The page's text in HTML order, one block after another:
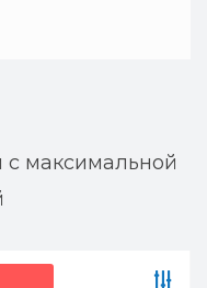
максимальной